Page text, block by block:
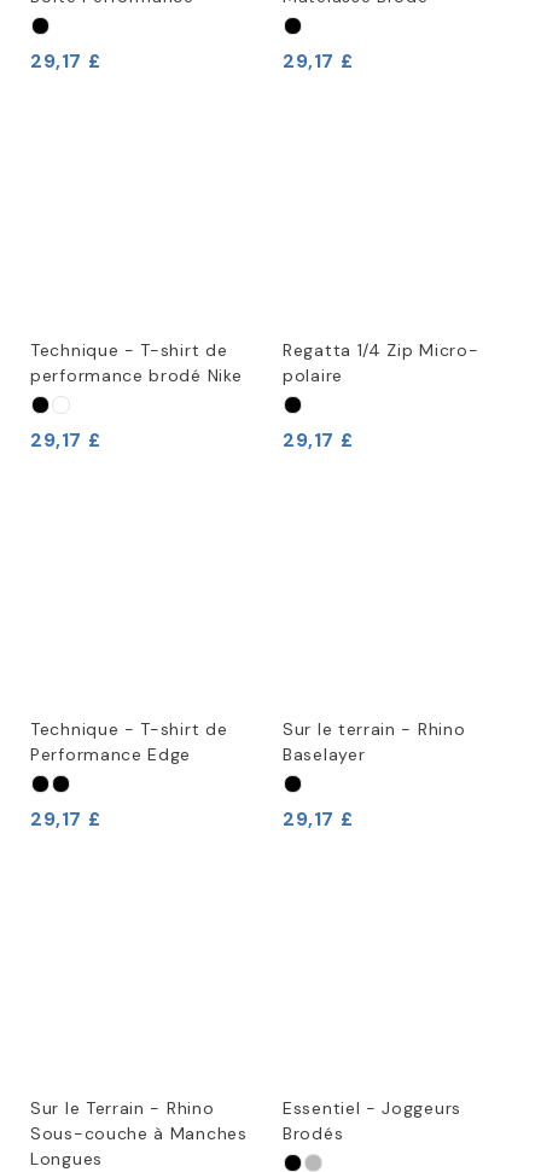
29,17 £ 29,17 £
Technique - T-shirt de
performance brodé Nike
29,17 £
Regatta 1/4 Zip Micro-
polaire
29,17 £
Technique - T-shirt de
Performance Edge
29,17 £
Sur le terrain - Rhino
Baselayer
29,17 £
Sur le Terrain - Rhino
Sous-couche à Manches
Longues
Essentiel - Joggeurs
Brodés